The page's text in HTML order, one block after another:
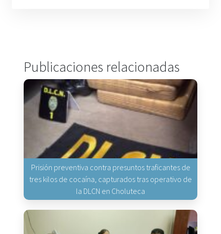
Publicaciones relacionadas
Prisión preventiva contra presuntos traficantes de
tres kilos de cocaína, capturados tras operativo de
la DLCN en Choluteca